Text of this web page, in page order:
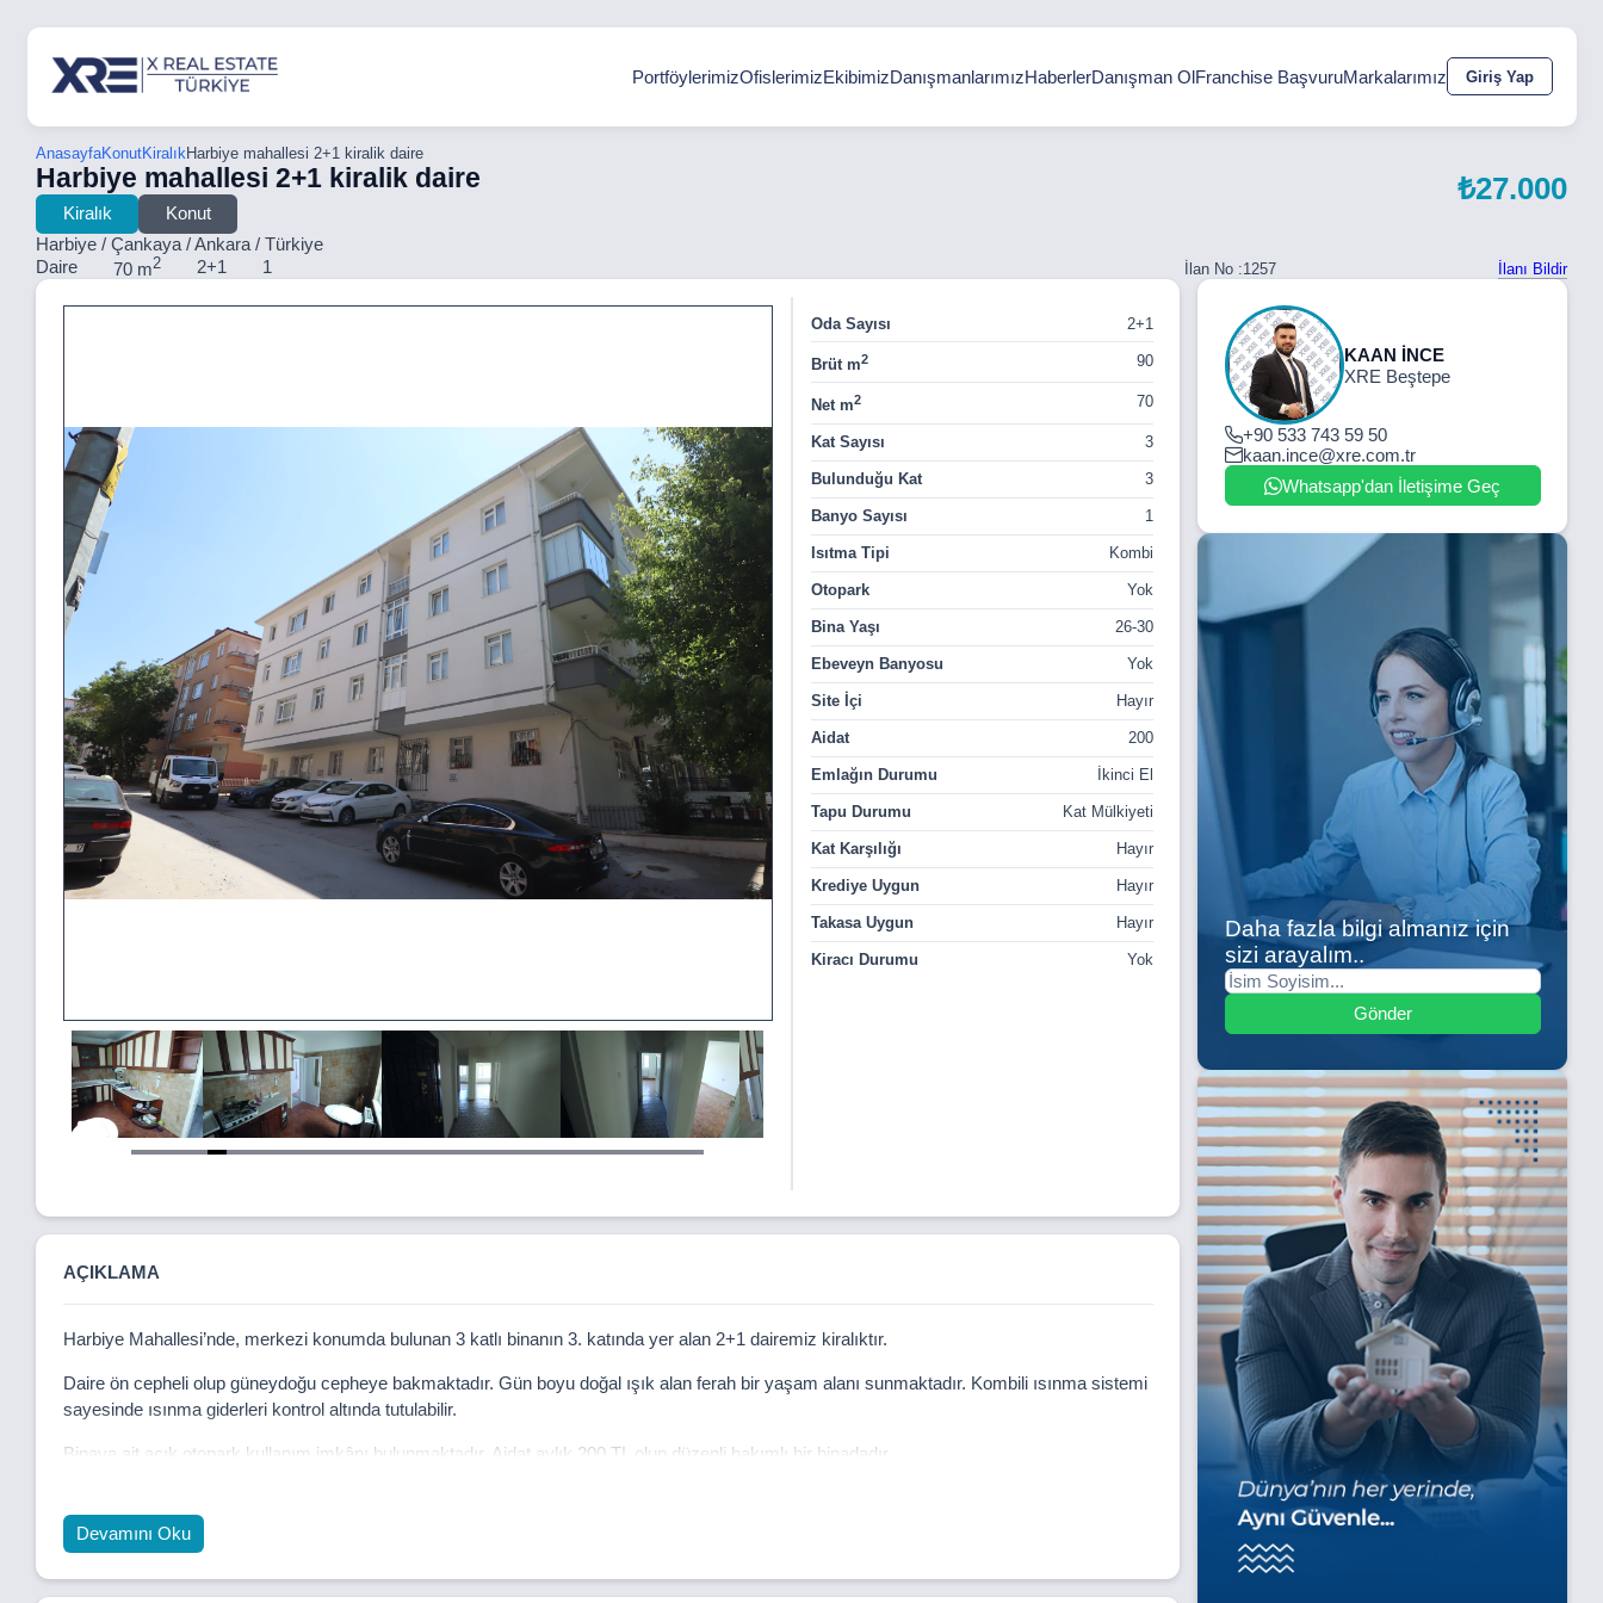
PortföylerimizOfislerimizEkibimizDanışmanlarımızHaberlerDanışman OlFranchise BaşvuruMarkalarımız Giriş Yap
AnasayfaKonutKiralıkHarbiye mahallesi 2+1 kiralik daire
Harbiye mahallesi 2+1 kiralik daire
Kiralık
Konut
Harbiye / Çankaya / Ankara / Türkiye
₺27.000
Daire 70 m2 2+1 1 İlan No :1257 İlanı Bildir
30
Oda Sayısı 2+1
Brüt m2 90
Net m2 70
Kat Sayısı 3
Bulunduğu Kat 3
Banyo Sayısı 1
Isıtma Tipi Kombi
Otopark Yok
Bina Yaşı 26-30
Ebeveyn Banyosu Yok
Site İçi Hayır
Aidat 200
Emlağın Durumu İkinci El
Tapu Durumu Kat Mülkiyeti
Kat Karşılığı Hayır
Krediye Uygun Hayır
Takasa Uygun Hayır
Kiracı Durumu Yok
AÇIKLAMA
Harbiye Mahallesi’nde, merkezi konumda bulunan 3 katlı binanın 3. katında yer alan 2+1 dairemiz kiralıktır.
Daire ön cepheli olup güneydoğu cepheye bakmaktadır. Gün boyu doğal ışık alan ferah bir yaşam alanı sunmaktadır. Kombili ısınma sistemi
sayesinde ısınma giderleri kontrol altında tutulabilir.
Binaya ait açık otopark kullanım imkânı bulunmaktadır. Aidat aylık 200 TL olup düzenli bakımlı bir binadadır.
2+1 oda planı
3 katlı binanın 3. katı
Devamını Oku
KAAN İNCE
XRE Beştepe
+90 533 743 59 50
kaan.ince@xre.com.tr
Whatsapp'dan İletişime Geç
Daha fazla bilgi almanız için
sizi arayalım..
Gönder